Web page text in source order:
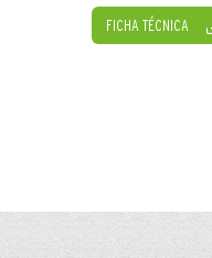
FICHA TÉCNICA